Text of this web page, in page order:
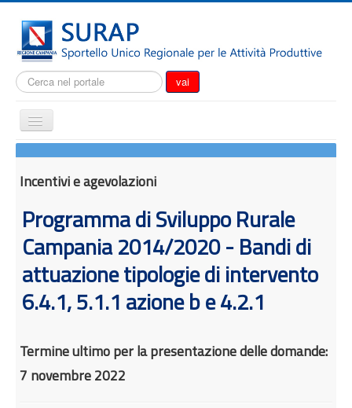
Cerca... vai
Cambia
navigazione
Notizie
Normativa
Modulistica
Come fare per
Attrazione degli investimenti
Internazionalizzazione
Incentivi e agevolazioni
Programma di Sviluppo Rurale
Campania 2014/2020 - Bandi di
attuazione tipologie di intervento
6.4.1, 5.1.1 azione b e 4.2.1
Termine ultimo per la presentazione delle domande:
7 novembre 2022